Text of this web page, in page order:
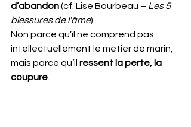
d’abandon (cf. Lise Bourbeau – Les 5
blessures de l'âme).
Non parce qu’il ne comprend pas
intellectuellement le métier de marin,
mais parce qu’il ressent la perte, la
coupure